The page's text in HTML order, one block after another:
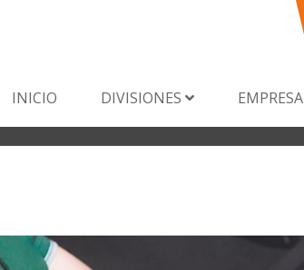
INICIO DIVISIONES EMPRESA